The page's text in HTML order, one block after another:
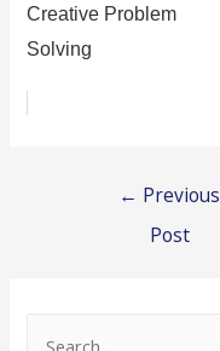
Creative Problem
Solving
← Previous
Post